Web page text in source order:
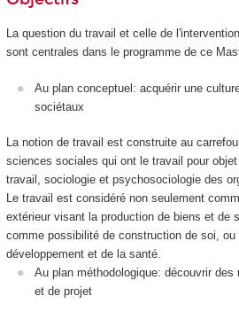
La question du travail et celle de
sont centrales dans le programme de ce
Au plan conceptuel: acquérir une
sociétaux
La notion de travail est construite au
sciences sociales qui ont le travail pour
travail, sociologie et psychosociologie des
Le travail est considéré non seulement
extérieur visant la production de biens et de
comme possibilité de construction de soi, ou
développement et de la santé.
Au plan méthodologique: découvrir
et de projet